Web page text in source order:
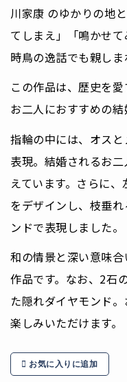
川家康 のゆかりの地
てしまえ」「鳴かせ
時鳥の逸話でも親しま
この作品は、歴史を
お二人におすすめの結
指輪の中には、オス
表現。結婚されるお
えています。さらに
をデザインし、枝垂
ンドで表現しました。
和の情景と深い意味
作品です。なお、2石
た隠れダイヤモンド
楽しみいただけます。
お気に入りに追加